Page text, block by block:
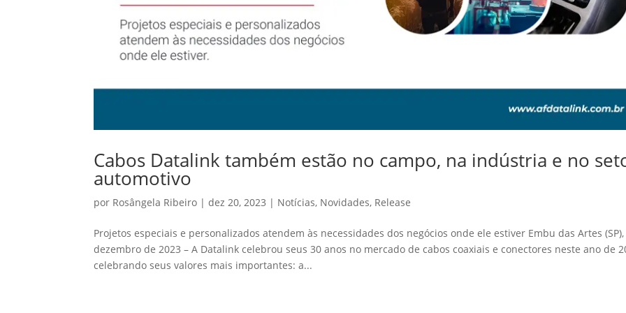
Cabos Datalink também estão no campo, na indústria e no
automotivo
por Rosângela Ribeiro |dez 20, 2023 | Notícias, Novidades, Release
Projetos especiais e personalizados atendem às necessidades dos negócios onde ele estiver Embu das Artes (SP),
dezembro de 2023 – A Datalink celebrou seus 30 anos no mercado de cabos coaxiais e conectores neste ano de
celebrando seus valores mais importantes: a...